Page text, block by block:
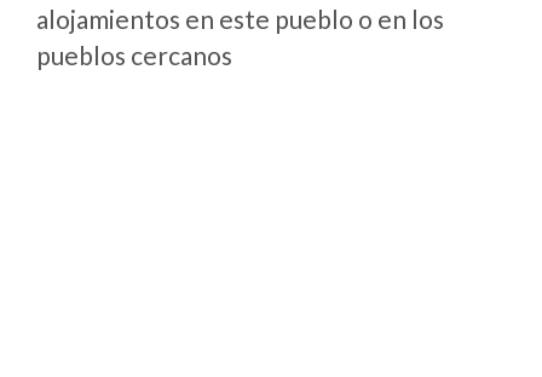
alojamientos en este pueblo o en los
pueblos cercanos